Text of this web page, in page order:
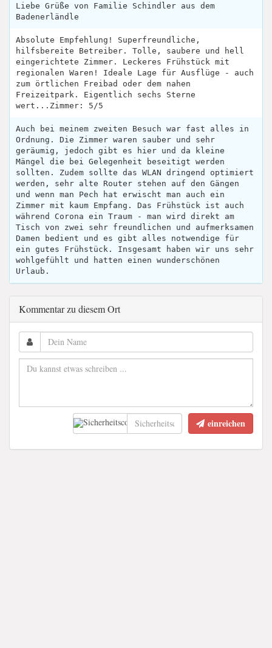
Liebe Grüße von Familie Schindler aus dem
Badenerländle
Absolute Empfehlung! Superfreundliche,
hilfsbereite Betreiber. Tolle, saubere und hell
eingerichtete Zimmer. Leckeres Frühstück mit
regionalen Waren! Ideale Lage für Ausflüge - auch
zum örtlichen Freibad oder dem nahen
Freizeitpark. Eigentlich sechs Sterne
wert...Zimmer: 5/5
Auch bei meinem zweiten Besuch war fast alles in
Ordnung. Die Zimmer waren sauber und sehr
geräumig, jedoch gibt es hier und da kleine
Mängel die bei Gelegenheit beseitigt werden
sollten. Zudem sollte das WLAN dringend optimiert
werden, sehr alte Router stehen auf den Gängen
und wenn man Pech hat erwischt man auch ein
Zimmer mit kaum Empfang. Das Frühstück ist auch
während Corona ein Traum - man wird direkt am
Tisch von zwei sehr freundlichen und aufmerksamen
Damen bedient und es gibt alles notwendige für
ein gutes Frühstück. Insgesamt haben wir uns sehr
wohlgefühlt und hatten einen wunderschönen
Urlaub.
Kommentar zu diesem Ort
einreichen